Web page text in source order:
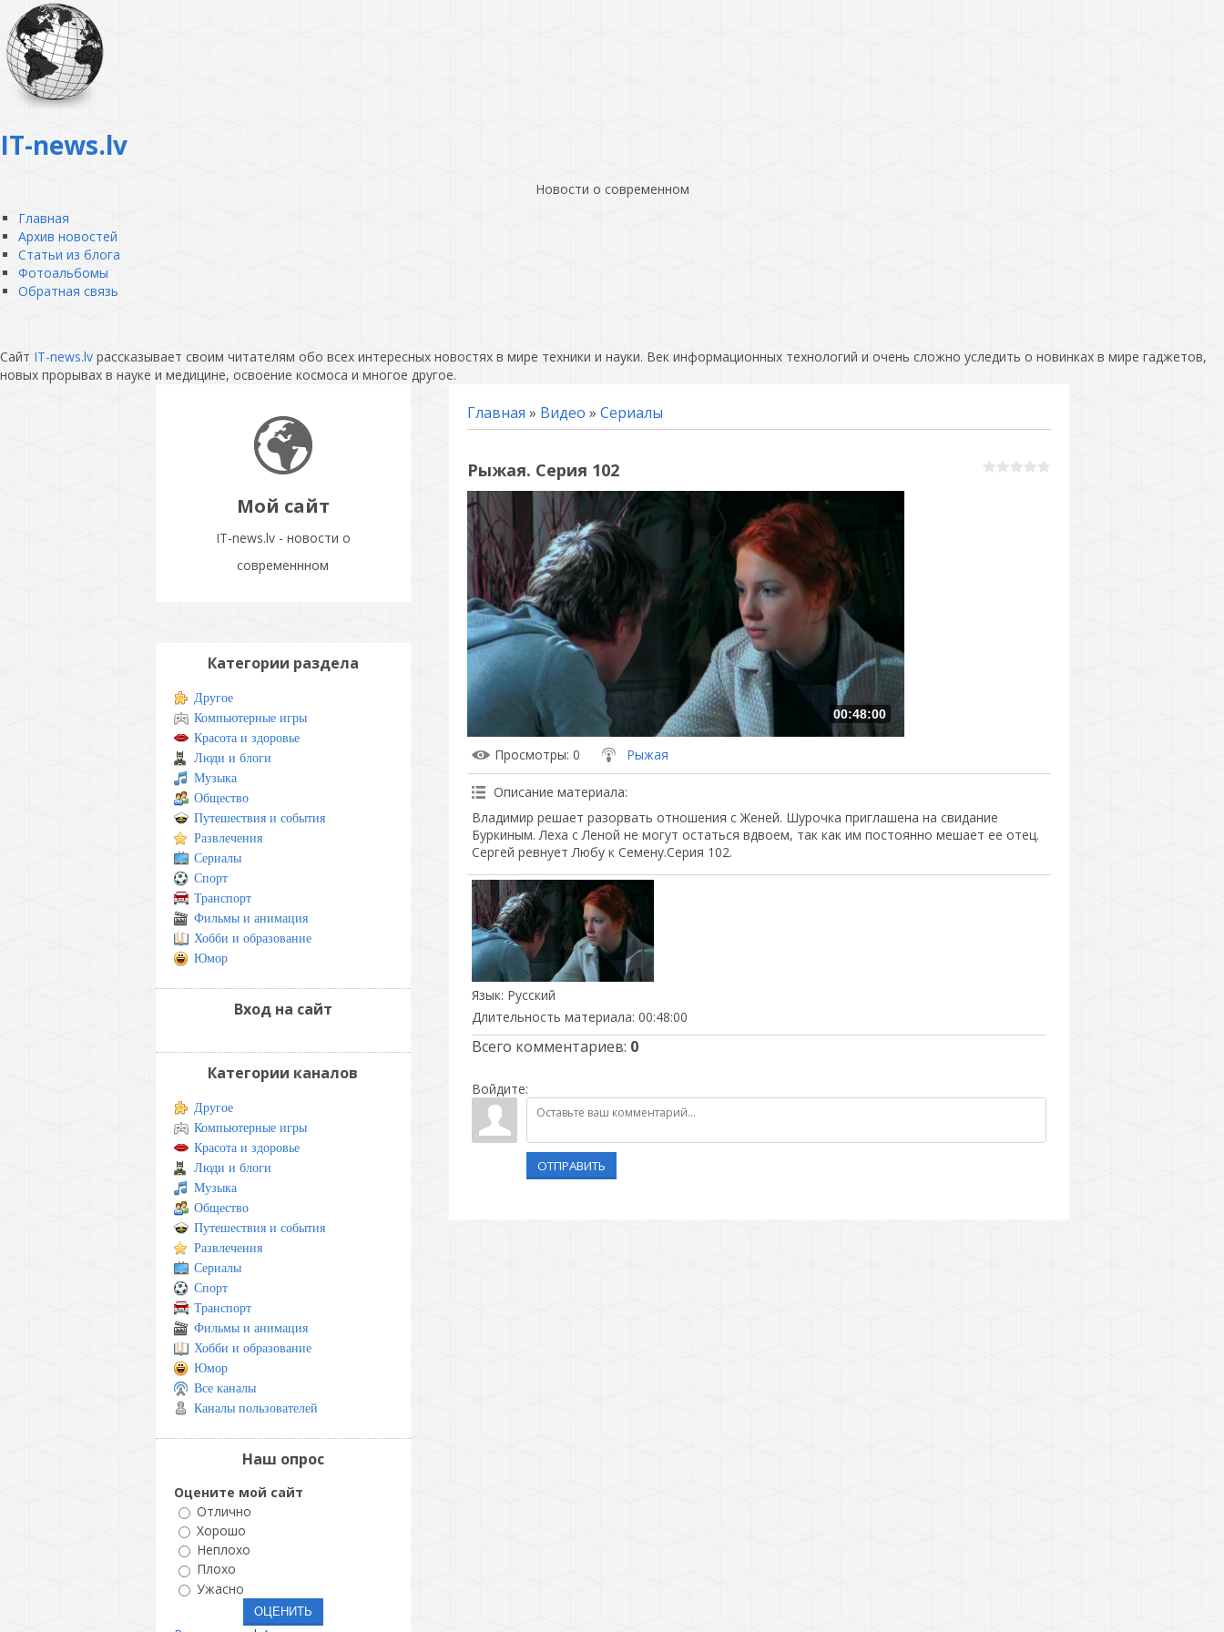
IT-news.lv
Новости о современном
Главная
Архив новостей
Статьи из блога
Фотоальбомы
Обратная связь
Сайт IT-news.lv рассказывает своим читателям обо всех интересных новостях в мире техники и науки. Век информационных технологий и очень сложно уследить о новинках в мире гаджетов,
новых прорывах в науке и медицине, освоение космоса и многое другое.
Мой сайт
IT-news.lv - новости о
современнном
Главная » Видео » Сериалы
Рыжая. Серия 102
00:48:00
Просмотры: 0 Рыжая
Описание материала:
Владимир решает разорвать отношения с Женей. Шурочка приглашена на свидание
Буркиным. Леха с Леной не могут остаться вдвоем, так как им постоянно мешает ее отец.
Сергей ревнует Любу к Семену.Серия 102.
Язык: Русский
Длительность материала: 00:48:00
Всего комментариев: 0
Войдите:
ОТПРАВИТЬ
Категории раздела
Другое
Компьютерные игры
Красота и здоровье
Люди и блоги
Музыка
Общество
Путешествия и события
Развлечения
Сериалы
Спорт
Транспорт
Фильмы и анимация
Хобби и образование
Юмор
Вход на сайт
Категории каналов
Другое
Компьютерные игры
Красота и здоровье
Люди и блоги
Музыка
Общество
Путешествия и события
Развлечения
Сериалы
Спорт
Транспорт
Фильмы и анимация
Хобби и образование
Юмор
Все каналы
Каналы пользователей
Наш опрос
Оцените мой сайт
Отлично
Хорошо
Неплохо
Плохо
Ужасно